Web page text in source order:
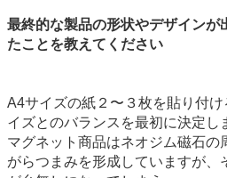
最終的な製品の形状やデザインが
たことを教えてください
A4サイズの紙２〜３枚を貼り付
イズとのバランスを最初に決定し
マグネット商品はネオジム磁石の
がらつまみを形成していますが、